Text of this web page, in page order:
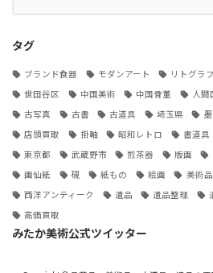
タグ
ブランド食器 モダンアート リトグラフ
世田谷区 中国美術 中国骨董 人間
古写真 古書 古道具 埼玉県 墨
店頭買取 掛軸 昭和レトロ 書道具
東京都 武蔵野市 煎茶器 版画
画仙紙 硯 紙もの 絵画 美術品
西洋アンティーク 遺品 遺品整理
高価買取
みたか美術公式ツイッター